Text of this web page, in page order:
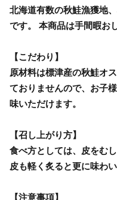
北海道有数の秋鮭漁獲地
です。 本商品は手間暇お
【こだわり】
原材料は標津産の秋鮭オ
ておりませんので、お子
味いただけます。
【召し上がり方】
食べ方としては、皮をむ
皮も軽く炙ると更に味わい
【注意事項】